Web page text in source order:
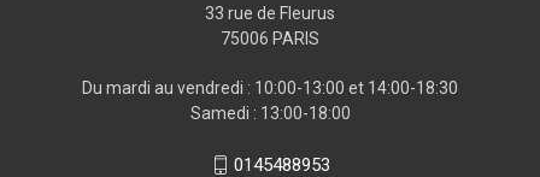
33 rue de Fleurus
75006 PARIS
Du mardi au vendredi : 10:00-13:00 et 14:00-18:30
Samedi : 13:00-18:00
0145488953